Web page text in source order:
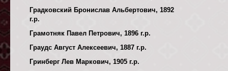
Градковский Бронислав Альбертович, 1892
г.р.
Грамотняк Павел Петрович, 1896 г.р.
Граудс Август Алексеевич, 1887 г.р.
Гринберг Лев Маркович, 1905 г.р.